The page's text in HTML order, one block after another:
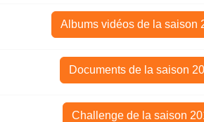
Albums vidéos de la saison
Documents de la saison
Challenge de la saison